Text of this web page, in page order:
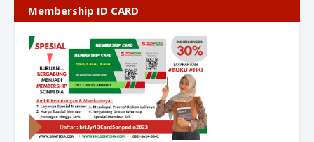
Membership ID CARD